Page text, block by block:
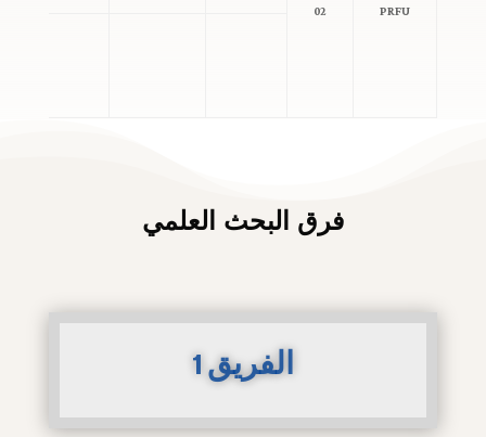
PRFU
02
فرق البحث العلمي
الفريق 1